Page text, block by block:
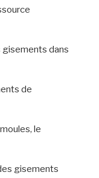
gisements dans
de
le
gisements